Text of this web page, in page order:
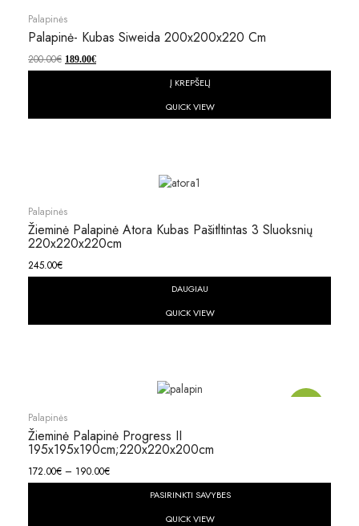
Palapinės
Palapinė- Kubas Siweida 200x200x220 Cm
200.00€ 189.00€
Į KREPŠELĮ
QUICK VIEW
Palapinės
Žieminė Palapinė Atora Kubas Pašitltintas 3 Sluoksnių
220x220x220cm
245.00€
DAUGIAU
QUICK VIEW
Palapinės
Žieminė Palapinė Progress II
195x195x190cm;220x220x200cm
172.00€ – 190.00€
PASIRINKTI SAVYBES
QUICK VIEW